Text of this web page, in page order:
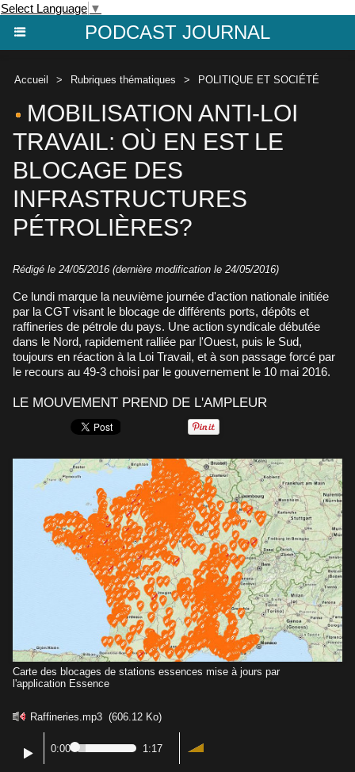
Select Language ▼
PODCAST JOURNAL
Accueil > Rubriques thématiques > POLITIQUE ET SOCIÉTÉ
MOBILISATION ANTI-LOI
TRAVAIL: OÙ EN EST LE
BLOCAGE DES
INFRASTRUCTURES
PÉTROLIÈRES?
Rédigé le 24/05/2016 (dernière modification le 24/05/2016)
Ce lundi marque la neuvième journée d'action nationale initiée
par la CGT visant le blocage de différents ports, dépôts et
raffineries de pétrole du pays. Une action syndicale débutée
dans le Nord, rapidement ralliée par l'Ouest, puis le Sud,
toujours en réaction à la Loi Travail, et à son passage forcé par
le recours au 49-3 choisi par le gouvernement le 10 mai 2016.
LE MOUVEMENT PREND DE L'AMPLEUR
Carte des blocages de stations essences mise à jours par
l'application Essence
Raffineries.mp3 (606.12 Ko)
0:00 1:17